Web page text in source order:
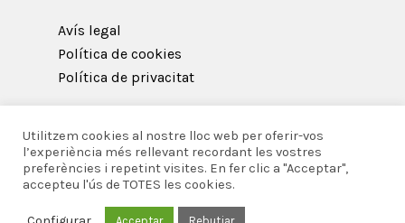
Avís legal
Política de cookies
Política de privacitat
© 2026 Acadèmia Catalana de Gastronomia i
Nutrició.
Utilitzem cookies al nostre lloc web per oferir-vos
l’experiència més rellevant recordant les vostres
preferències i repetint visites. En fer clic a "Acceptar",
accepteu l'ús de TOTES les cookies.